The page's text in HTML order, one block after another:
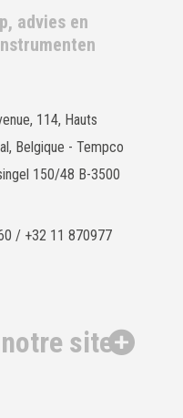
advies en
114, Hauts
Belgique - Tempco
150/48 B-3500
/ +32 11 870977
site